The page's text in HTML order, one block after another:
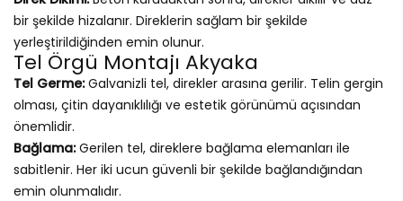
bir şekilde hizalanır. Direklerin sağlam bir şekilde
yerleştirildiğinden emin olunur.
Tel Örgü Montajı Akyaka
Tel Germe:Galvanizli tel, direkler arasına gerilir. Telin gergin
olması, çitin dayanıklılığı ve estetik görünümü açısından
önemlidir.
Bağlama:Gerilen tel, direklere bağlama elemanları ile
sabitlenir. Her iki ucun güvenli bir şekilde bağlandığından
emin olunmalıdır.